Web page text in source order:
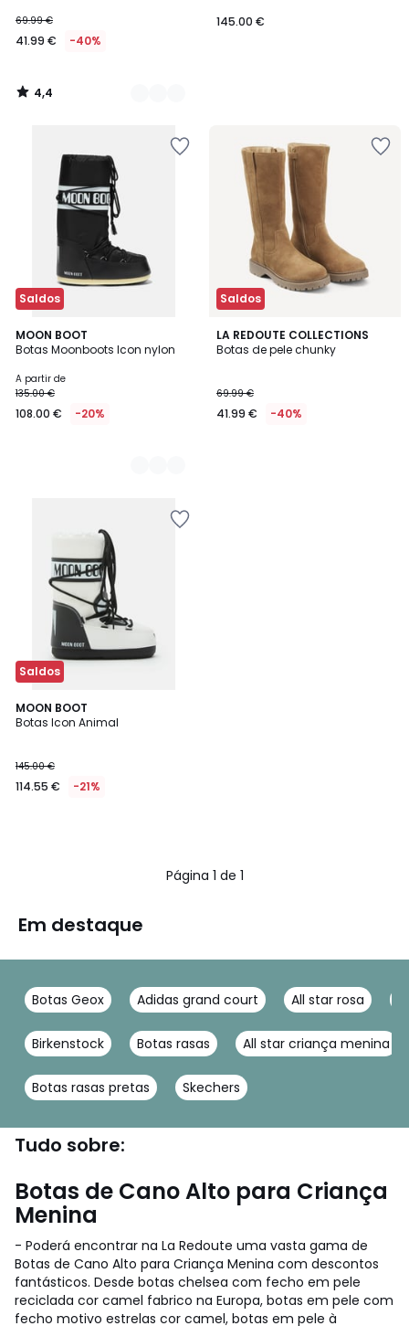
€
em
de
69.99
desconto
aplicado.
69.99 €
41.99 € -40%
4,4
/
145.00 €
Saldos
MOON BOOT
Botas Moonboots Icon nylon
A partir de
135.00 €
108.00 € -20%
2
Cores
Saldos
LA REDOUTE COLLECTIONS
Botas de pele chunky
69.99 €
41.99 € -40%
Saldos
MOON BOOT
Botas Icon Animal
145.00 €
114.55 € -21%
Página 1 de 1
Em destaque
Botas Geox Adidas grand court All star rosa
Birkenstock Botas rasas All star criança menina
Botas rasas pretas Skechers
Tudo sobre:
Botas de Cano Alto para Criança
Menina
- Poderá encontrar na La Redoute uma vasta gama de
Botas de Cano Alto para Criança Menina com descontos
fantásticos. Desde botas chelsea com fecho em pele
reciclada cor camel fabrico na Europa, botas em pele com
fecho motivo estrelas cor camel, botas em pele à